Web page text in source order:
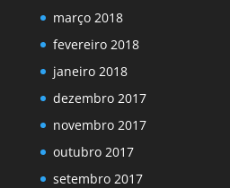
março 2018
fevereiro 2018
janeiro 2018
dezembro 2017
novembro 2017
outubro 2017
setembro 2017